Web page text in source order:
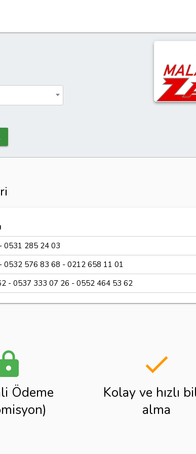
0531 285 24 03
0532 576 83 68 - 0212 658 11 01
- 0537 333 07 26 - 0552 464 53 62
Ödeme
done
Kolay ve hızlı
alma